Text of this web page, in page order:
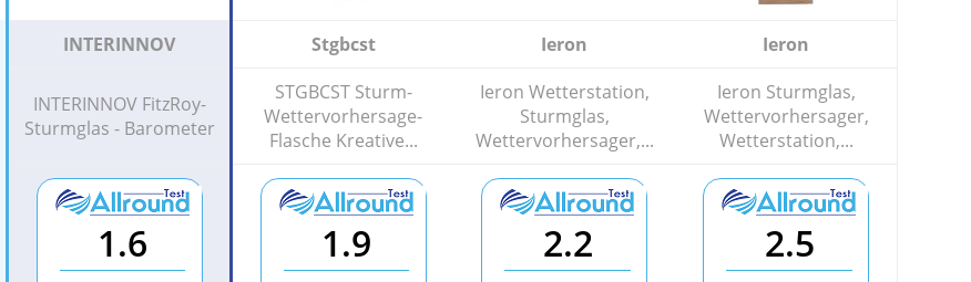
INTERINNOV Stgbcst Ieron Ieron
INTERINNOV FitzRoy-
Sturmglas - Barometer
STGBCST Sturm-
Wettervorhersage-
Flasche Kreative...
Ieron Wetterstation,
Sturmglas,
Wettervorhersager,...
Ieron Sturmglas,
Wettervorhersager,
Wetterstation,...
1.6 1.9 2.2 2.5